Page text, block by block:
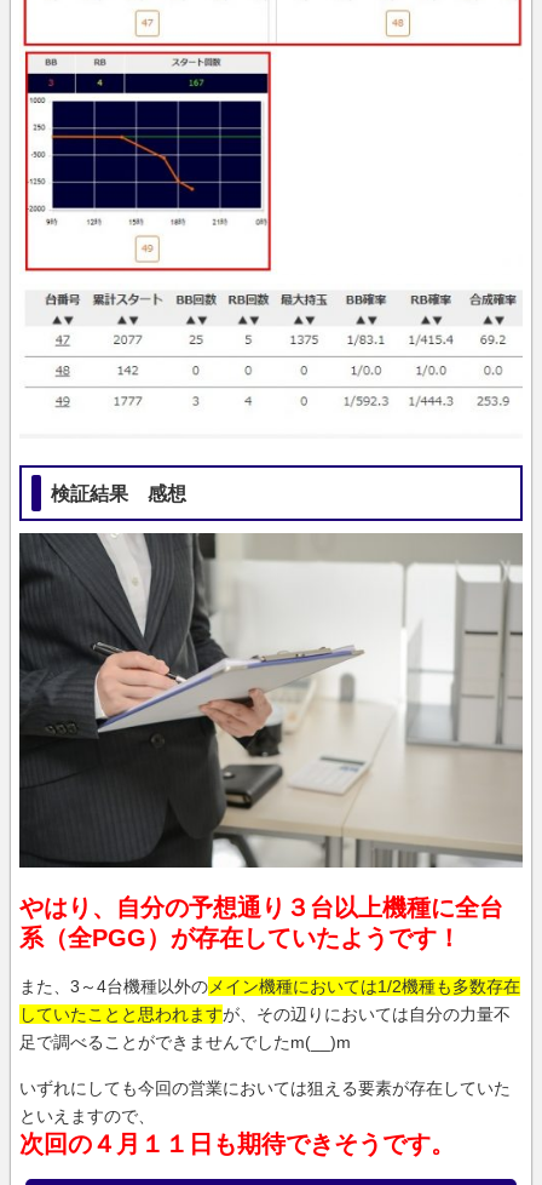
検証結果 感想
やはり、自分の予想通り３台以上機種に全台
系（全PGG）が存在していたようです！
また、3～4台機種以外のメイン機種においては1/2機種も多数存在
していたことと思われますが、その辺りにおいては自分の力量不
足で調べることができませんでしたm(__)m
いずれにしても今回の営業においては狙える要素が存在していた
といえますので、
次回の４月１１日も期待できそうです。